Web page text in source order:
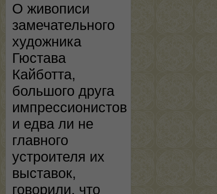
О живописи
замечательного
художника
Гюстава
Кайботта,
большого друга
импрессионистов
и едва ли не
главного
устроителя их
выставок,
говорили, что